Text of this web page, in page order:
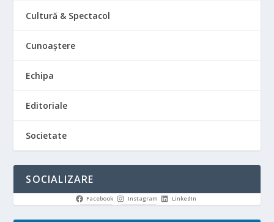
Cultură & Spectacol
Cunoaștere
Echipa
Editoriale
Societate
SOCIALIZARE
Facebook Instagram LinkedIn